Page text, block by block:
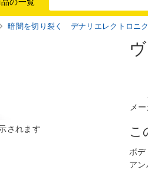
暗闇を切り裂く デナリエレクトロ ニ
メ
こ
ボ
ア